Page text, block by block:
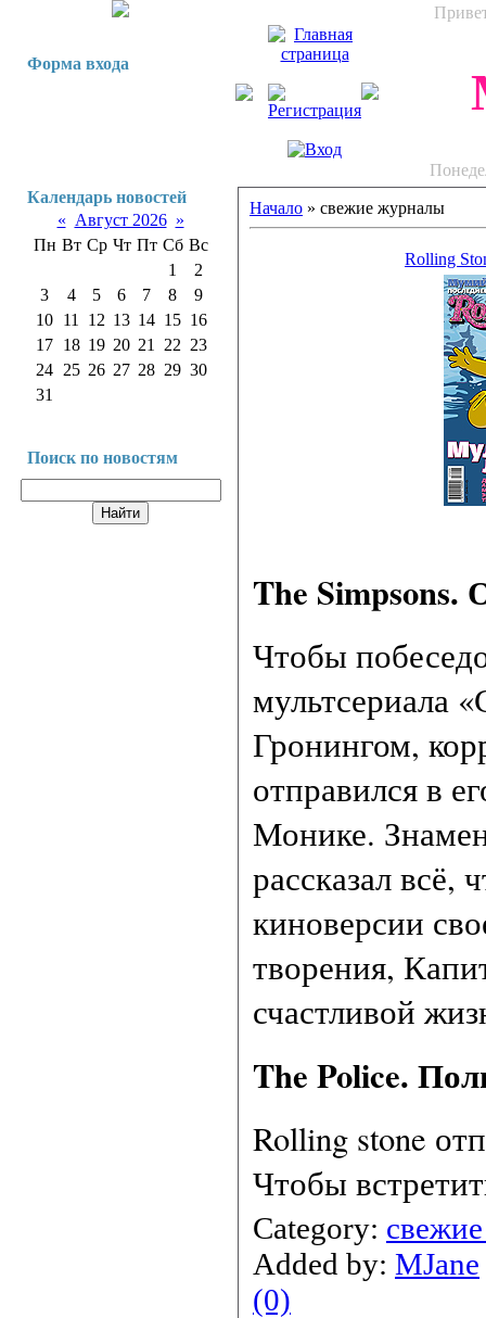
Форма входа
Календарь новостей
« Август 2026 »
Пн Вт Ср Чт Пт Сб Вс
1
2
3
4 5 6 7 8
9
10 11 12 13 14 15 16
17 18 19 20 21 22 23
24 25 26 27 28 29 30
31
Поиск по новостям
Начало » свежие журналы
Rolling
The Simpsons.
Чтобы
мультсериала
Гронингом,
отправился в
Монике.
рассказал всё,
киноверсии
творения,
счастливой
The Police.
Rolling stone
Чтобы
Category:
Added by: MJane
(0)